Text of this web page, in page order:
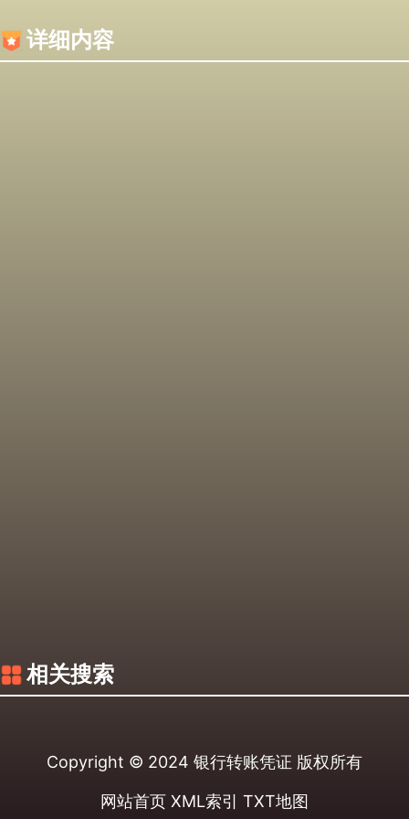
详细内容
相关搜索
Copyright © 2024 银行转账凭证 版权所有
网站首页 XML索引 TXT地图